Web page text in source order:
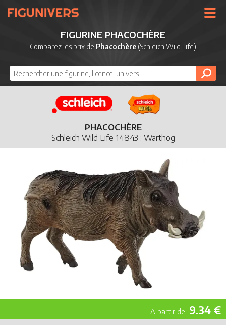
UNIVERS
LICENCES
NOUVEAUTÉS
DERNIERS AJOUTS
FIGURINE PHACOCHÈRE
Comparez les prix de Phacochère (Schleich Wild Life)
PHACOCHÈRE
Schleich Wild Life 14843 : Warthog
9.34 €